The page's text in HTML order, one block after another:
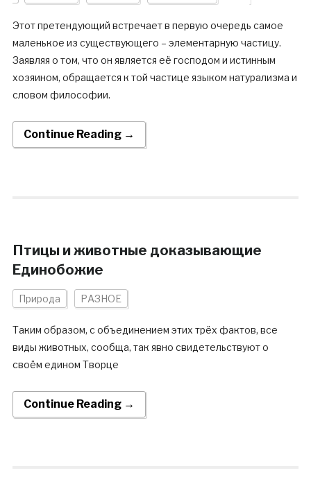
Этот претендующий встречает в первую очередь самое
маленькое из существующего – элементарную частицу.
Заявляя о том, что он является её господом и истинным
хозяином, обращается к той частице языком натурализма и
словом философии.
Continue Reading →
Птицы и животные доказывающие
Единобожие
Природа РАЗНОЕ
Таким образом, с объединением этих трёх фактов, все
виды животных, сообща, так явно свидетельствуют о
своём едином Творце
Continue Reading →